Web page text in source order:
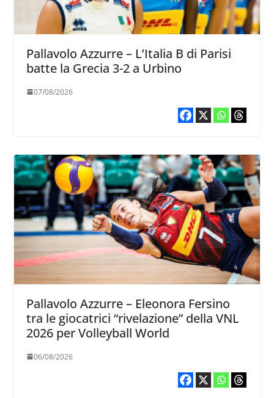
Pallavolo Azzurre – L’Italia B di Parisi
batte la Grecia 3-2 a Urbino
07/08/2026
Pallavolo Azzurre – Eleonora Fersino
tra le giocatrici “rivelazione” della VNL
2026 per Volleyball World
06/08/2026